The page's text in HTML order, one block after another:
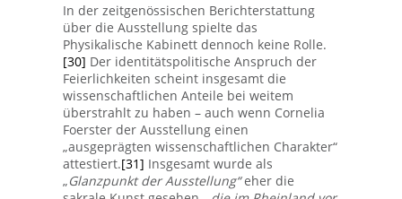
In der zeitgenössischen Berichterstattung
über die Ausstellung spielte das
Physikalische Kabinett dennoch keine Rolle.
[30] Der identitätspolitische Anspruch der
Feierlichkeiten scheint insgesamt die
wissenschaftlichen Anteile bei weitem
überstrahlt zu haben – auch wenn Cornelia
Foerster der Ausstellung einen
„ausgeprägten wissenschaftlichen Charakter“
attestiert.[31] Insgesamt wurde als
„Glanzpunkt der Ausstellung“eher die